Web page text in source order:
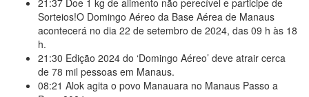
21:37 Doe 1 kg de alimento não perecível e participe de
Sorteios!​O Domingo Aéreo da Base Aérea de Manaus
acontecerá no dia 22 de setembro de 2024, das 09 h às 18
h.
21:30 Edição 2024 do ‘Domingo Aéreo’ deve atrair cerca
de 78 mil pessoas em Manaus.
08:21 Alok agita o povo Manauara no Manaus Passo a